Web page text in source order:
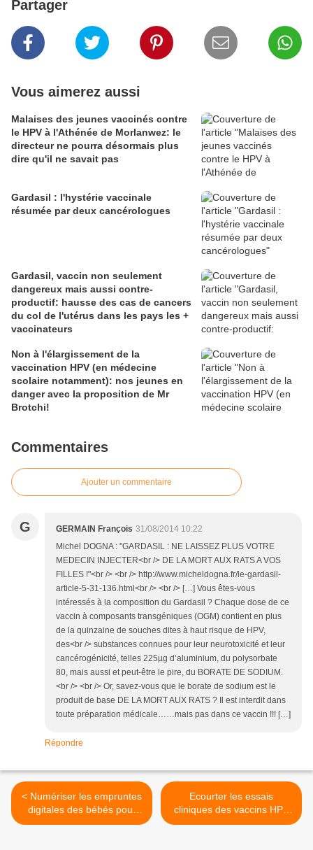
Partager
Vous aimerez aussi
Malaises des jeunes vaccinés contre
le HPV à l'Athénée de Morlanwez: le
directeur ne pourra désormais plus
dire qu'il ne savait pas
Gardasil : l'hystérie vaccinale
résumée par deux cancérologues
Gardasil, vaccin non seulement
dangereux mais aussi contre-
productif: hausse des cas de cancers
du col de l'utérus dans les pays les +
vaccinateurs
Non à l'élargissement de la
vaccination HPV (en médecine
scolaire notamment): nos jeunes en
danger avec la proposition de Mr
Brotchi!
Commentaires
Ajouter un commentaire
G GERMAIN François 31/08/2014 10:22
Michel DOGNA : "GARDASIL : NE LAISSEZ PLUS VOTRE
MEDECIN INJECTER<br /> DE LA MORT AUX RATS A VOS
FILLES !"<br /> <br /> http://www.micheldogna.fr/le-gardasil-
article-5-31-136.html<br /> <br /> […] Vous êtes-vous
intéressés à la composition du Gardasil ? Chaque dose de ce
vaccin à composants transgéniques (OGM) contient en plus
de la quinzaine de souches dites à haut risque de HPV,
des<br /> substances connues pour leur neurotoxicité et leur
cancérogénicité, telles 225µg d’aluminium, du polysorbate
80, mais aussi et peut-être le pire, du BORATE DE SODIUM.
<br /> <br /> Or, savez-vous que le borate de sodium est le
produit de base DE LA MORT AUX RATS ? Il est interdit dans
toute préparation médicale……mais pas dans ce vaccin !!! […]
Répondre
< Numériser les empruntes
digitales des bébés pour
mieux leur imposer des
Ecourter les essais
cliniques des vaccins HPV
pour arriver à démontrer